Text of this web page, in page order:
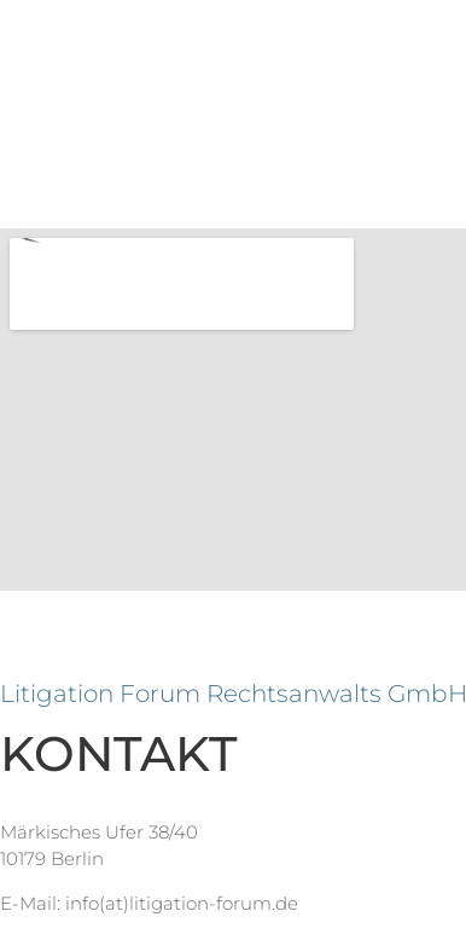
Litigation Forum Rechtsanwalts GmbH
KONTAKT
Märkisches Ufer 38/40
10179 Berlin
E-Mail: info(at)litigation-forum.de